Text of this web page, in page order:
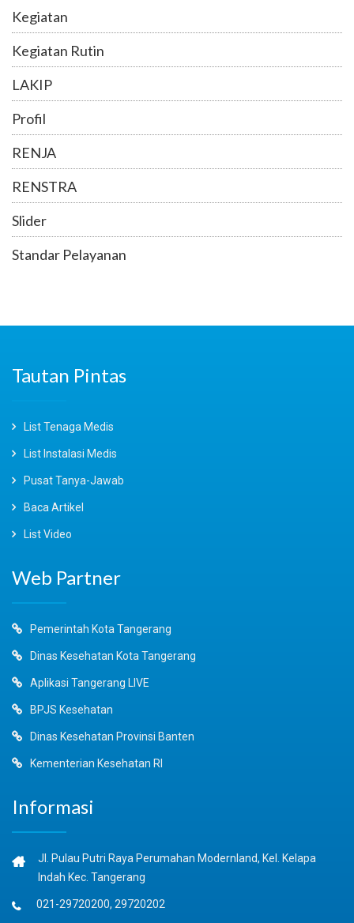
Kegiatan
Kegiatan Rutin
LAKIP
Profil
RENJA
RENSTRA
Slider
Standar Pelayanan
Tautan Pintas
List Tenaga Medis
List Instalasi Medis
Pusat Tanya-Jawab
Baca Artikel
List Video
Web Partner
Pemerintah Kota Tangerang
Dinas Kesehatan Kota Tangerang
Aplikasi Tangerang LIVE
BPJS Kesehatan
Dinas Kesehatan Provinsi Banten
Kementerian Kesehatan RI
Informasi
Jl. Pulau Putri Raya Perumahan Modernland, Kel. Kelapa
Indah Kec. Tangerang
021-29720200, 29720202